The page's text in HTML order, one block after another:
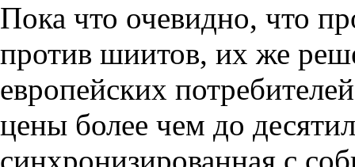
Пока что очевидно, что
против шиитов, их же
европейских
цены более чем до